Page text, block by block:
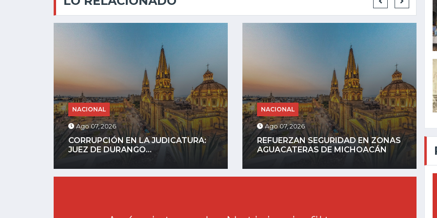
NACIONAL
Ago 07, 2026
REFUERZAN SEGURIDAD EN ZONAS
AGUACATERAS DE MICHOACÁN
NACIONAL
Ago 06, 2026
AYOTZINAPA: FGR DETIENE A
EXGOBERNADOR AGUIRRE POR...